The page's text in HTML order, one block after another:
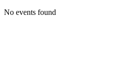
No events found